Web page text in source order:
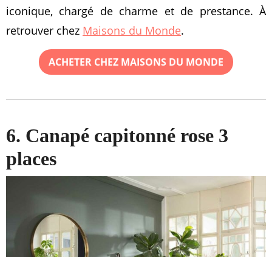
iconique, chargé de charme et de prestance. À
retrouver chez Maisons du Monde.
ACHETER CHEZ MAISONS DU MONDE
6. Canapé capitonné rose 3
places